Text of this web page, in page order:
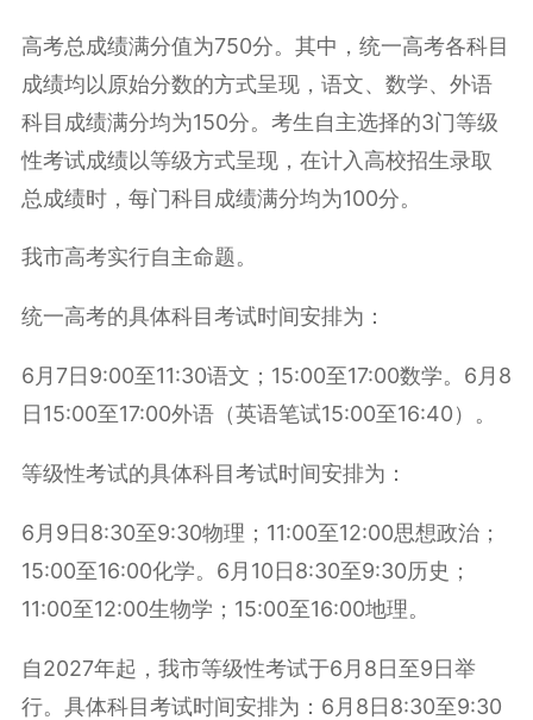
高考总成绩满分值为750分。其中，统一高考各科目
成绩均以原始分数的方式呈现，语文、数学、外语
科目成绩满分均为150分。考生自主选择的3门等级
性考试成绩以等级方式呈现，在计入高校招生录取
总成绩时，每门科目成绩满分均为100分。
我市高考实行自主命题。
统一高考的具体科目考试时间安排为：
6月7日9:00至11:30语文；15:00至17:00数学。6月8
日15:00至17:00外语（英语笔试15:00至16:40）。
等级性考试的具体科目考试时间安排为：
6月9日8:30至9:30物理；11:00至12:00思想政治；
15:00至16:00化学。6月10日8:30至9:30历史；
11:00至12:00生物学；15:00至16:00地理。
自2027年起，我市等级性考试于6月8日至9日举
行。具体科目考试时间安排为：6月8日8:30至9:30